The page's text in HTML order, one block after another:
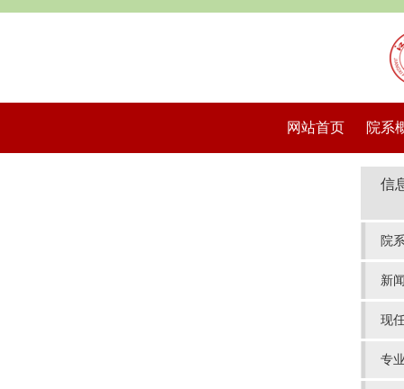
网站首页 院系
信
院
新
现
专